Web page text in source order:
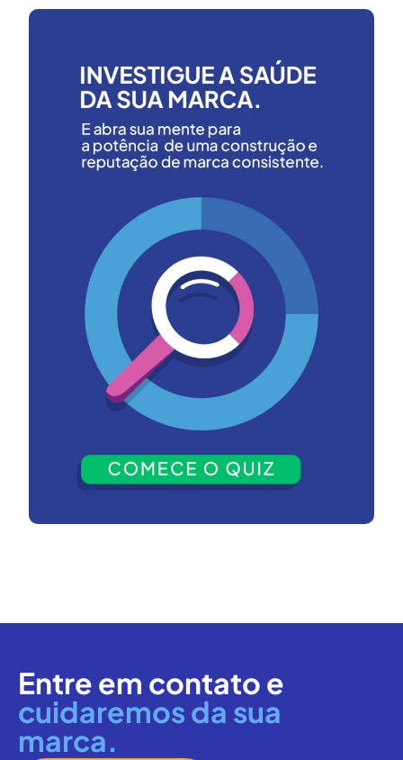
Entre em contato e
cuidaremos da sua
marca.